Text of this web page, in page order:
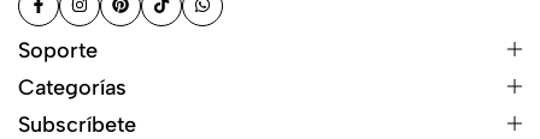
Soporte
Categorías
Subscríbete